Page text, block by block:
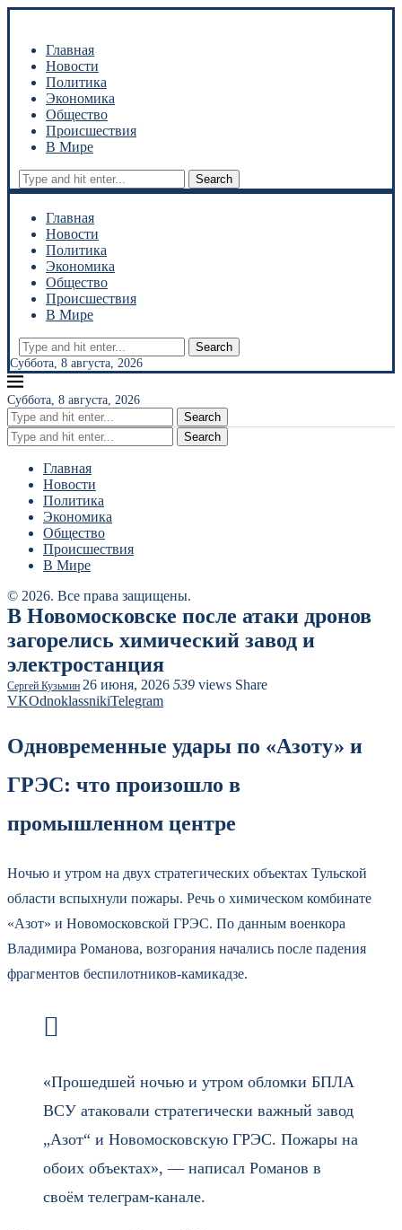
Главная
Новости
Политика
Экономика
Общество
Происшествия
В Мире
Search
Главная
Новости
Политика
Экономика
Общество
Происшествия
В Мире
Search
Суббота, 8 августа, 2026
Суббота, 8 августа, 2026
Search
Search
Главная
Новости
Политика
Экономика
Общество
Происшествия
В Мире
© 2026. Все права защищены.
В Новомосковске после атаки дронов
загорелись химический завод и
электростанция
Сергей Кузьмин 26 июня, 2026 539 views Share
VKOdnoklassnikiTelegram
Одновременные удары по «Азоту» и
ГРЭС: что произошло в
промышленном центре
Ночью и утром на двух стратегических объектах Тульской
области вспыхнули пожары. Речь о химическом комбинате
«Азот» и Новомосковской ГРЭС. По данным военкора
Владимира Романова, возгорания начались после падения
фрагментов беспилотников-камикадзе.
«Прошедшей ночью и утром обломки БПЛА
ВСУ атаковали стратегически важный завод
„Азот“ и Новомосковскую ГРЭС. Пожары на
обоих объектах», — написал Романов в
своём телеграм-канале.